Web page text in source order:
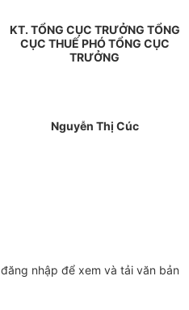
KT. TỔNG CỤC TRƯỞNG TỔNG
CỤC THUẾ PHÓ TỔNG CỤC
TRƯỞNG
Nguyễn Thị Cúc
đăng nhập để xem và tải văn bản